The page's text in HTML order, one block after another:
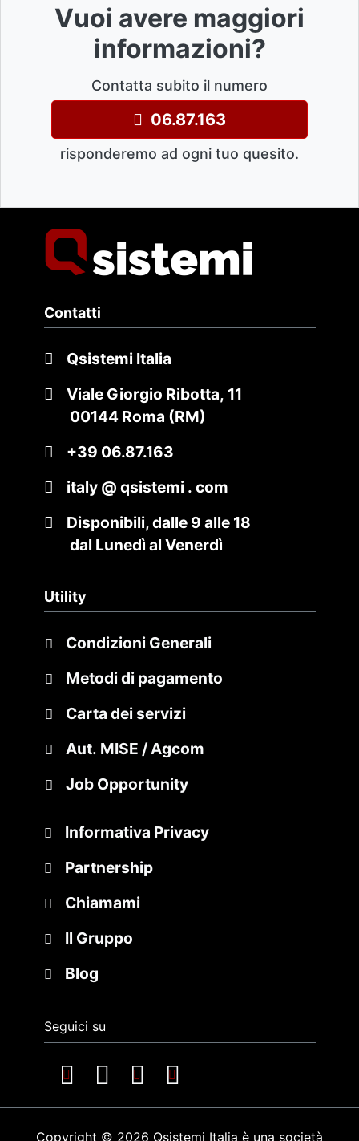
Vuoi avere maggiori
informazioni?
Contatta subito il numero
06.87.163
risponderemo ad ogni tuo quesito.
Contatti
Qsistemi Italia
Viale Giorgio Ribotta, 11
00144 Roma (RM)
+39 06.87.163
italy @ qsistemi . com
Disponibili, dalle 9 alle 18
dal Lunedì al Venerdì
Utility
Condizioni Generali
Metodi di pagamento
Carta dei servizi
Aut. MISE / Agcom
Job Opportunity
Informativa Privacy
Partnership
Chiamami
Il Gruppo
Blog
Seguici su
Copyright © 2026 Qsistemi Italia è una società